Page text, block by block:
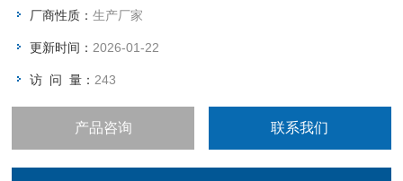
厂商性质：生产厂家
更新时间： 2026-01-22
访 问 量： 243
产品咨询 联系我们